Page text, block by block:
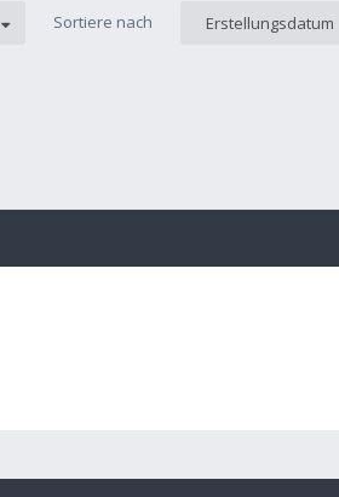
Sortiere nach Erstellungsdatum